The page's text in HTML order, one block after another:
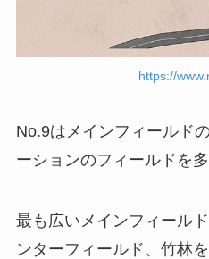
https://
No.9はメインフィールド
ーションのフィールドを
最も広いメインフィール
ンターフィールド、竹林